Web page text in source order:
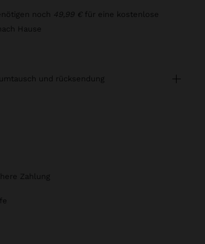
noch 49,99 €
für eine kostenlose
Hause
und rücksendung
Zahlung